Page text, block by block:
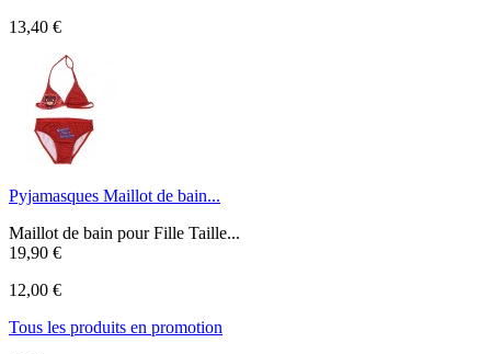
13,40 €
Pyjamasques Maillot de bain...
Maillot de bain pour Fille Taille...
19,90 €
12,00 €
Tous les produits en promotion